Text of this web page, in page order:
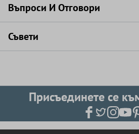
Въпроси И Отговори
Съвети
Присъединете се